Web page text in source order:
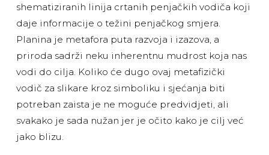
shematiziranih linija crtanih penjačkih vodiča koji
daje informacije o težini penjačkog smjera.
Planina je metafora puta razvoja i izazova, a
priroda sadrži neku inherentnu mudrost koja nas
vodi do cilja. Koliko će dugo ovaj metafizički
vodič za slikare kroz simboliku i sjećanja biti
potreban zaista je ne moguće predvidjeti, ali
svakako je sada nužan jer je očito kako je cilj već
jako blizu.